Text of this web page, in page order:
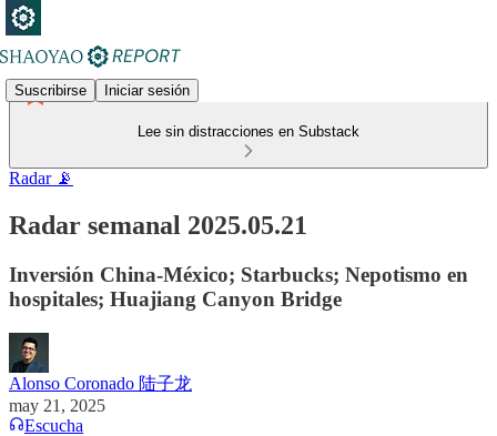
Suscribirse Iniciar sesión
Lee sin distracciones en Substack
Radar 📡
Radar semanal 2025.05.21
Inversión China-México; Starbucks; Nepotismo en
hospitales; Huajiang Canyon Bridge
Alonso Coronado 陆子龙
may 21, 2025
Escucha